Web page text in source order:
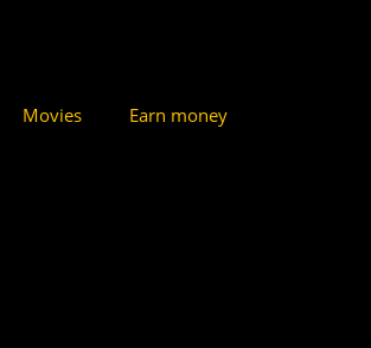
Movies Earn money